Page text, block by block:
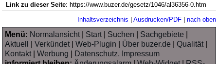
Link zu dieser Seite: https://www.buzer.de/gesetz/1046/al36356-0.htm
Inhaltsverzeichnis | Ausdrucken/PDF| nach oben
Menü: Normalansicht| Start| Suchen Sachgebiete
Aktuell
|Verkündet|Web-Plugin Über buzer.de |Qualität|
Kontakt|Werbung
Datenschutz, Impressum